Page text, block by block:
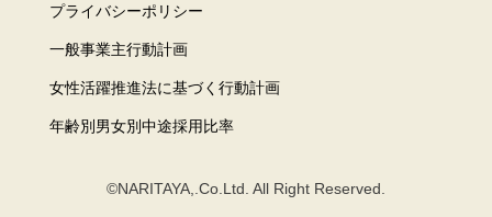
プライバシーポリシー
一般事業主行動計画
女性活躍推進法に基づく行動計画
年齢別男女別中途採用比率
©NARITAYA,.Co.Ltd. All Right Reserved.